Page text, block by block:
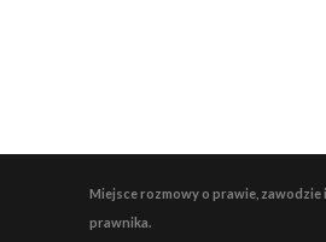
Miejsce rozmowy o prawie, zawodzie
prawnika.